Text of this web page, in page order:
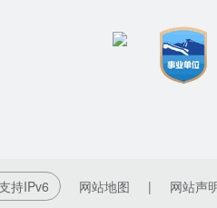
持IPv6 网站地图 | 网站声